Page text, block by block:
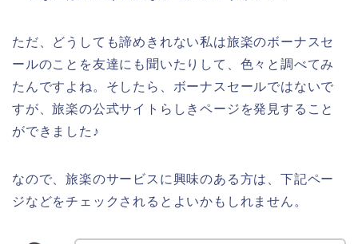
ただ、どうしても諦めきれない私は旅楽のボーナスセ
ールのことを友達にも聞いたりして、色々と調べてみ
たんですよね。そしたら、ボーナスセールではないで
すが、旅楽の公式サイトらしきページを発見すること
ができました♪
なので、旅楽のサービスに興味のある方は、下記ペー
ジなどをチェックされるとよいかもしれません。